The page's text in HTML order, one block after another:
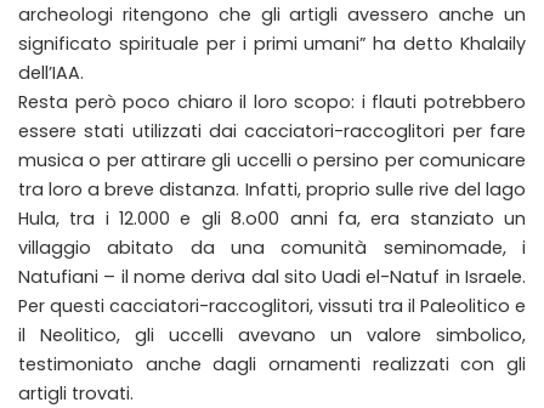
archeologi ritengono che gli artigli avessero anche un
significato spirituale per i primi umani” ha detto Khalaily
dell’IAA.
Resta però poco chiaro il loro scopo: i flauti potrebbero
essere stati utilizzati dai cacciatori-raccoglitori per fare
musica o per attirare gli uccelli o persino per comunicare
tra loro a breve distanza. Infatti, proprio sulle rive del lago
Hula, tra i 12.000 e gli 8.o00 anni fa, era stanziato un
villaggio abitato da una comunità seminomade, i
Natufiani – il nome deriva dal sito Uadi el-Natuf in Israele.
Per questi cacciatori-raccoglitori, vissuti tra il Paleolitico e
il Neolitico, gli uccelli avevano un valore simbolico,
testimoniato anche dagli ornamenti realizzati con gli
artigli trovati.